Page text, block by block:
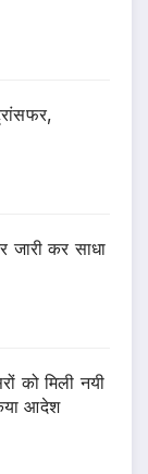
जारी कर साधा
को मिली नयी
आदेश